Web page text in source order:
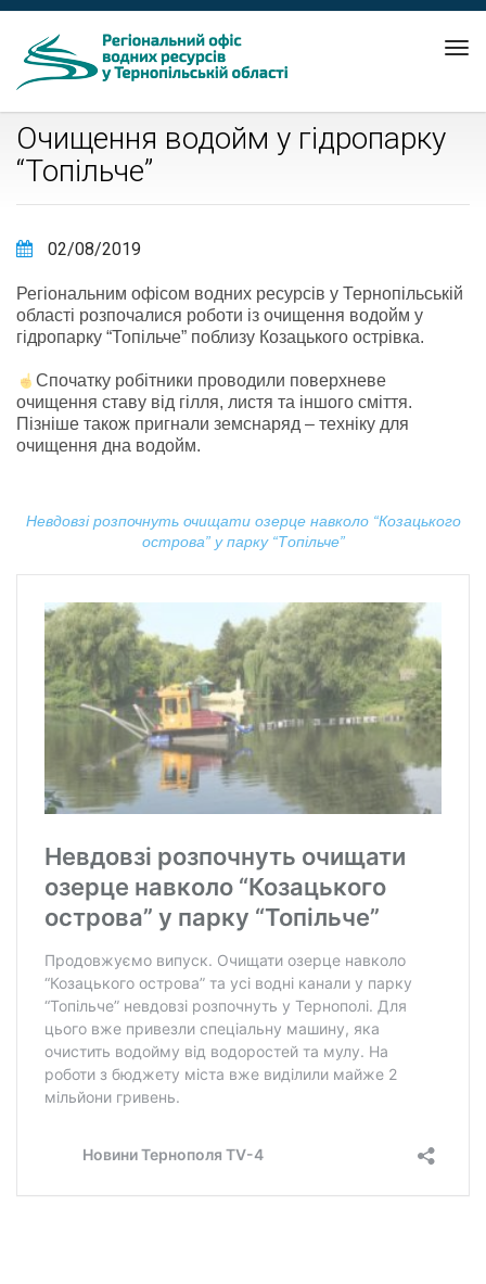
Очищення водойм у гідропарку
“Топільче”
02/08/2019
Регіональним офісом водних ресурсів у Тернопільській
області розпочалися роботи із очищення водойм у
гідропарку “Топільче” поблизу Козацького острівка.
Спочатку робітники проводили поверхневе
очищення ставу від гілля, листя та іншого сміття.
Пізніше також пригнали земснаряд – техніку для
очищення дна водойм.
Невдовзі розпочнуть очищати озерце навколо “Козацького
острова” у парку “Топільче”